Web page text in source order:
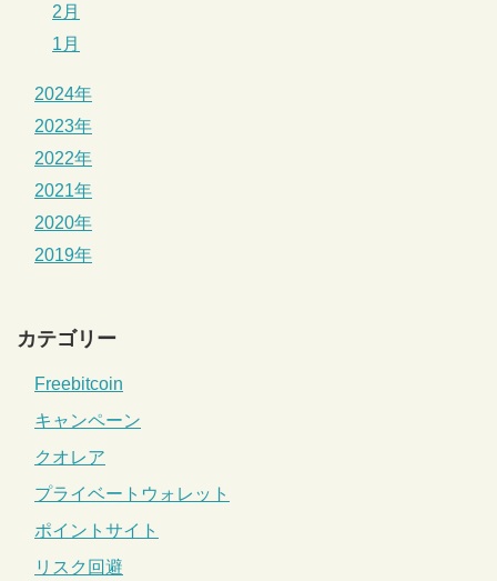
2月
1月
2024年
2023年
2022年
2021年
2020年
2019年
カテゴリー
Freebitcoin
キャンペーン
クオレア
プライベートウォレット
ポイントサイト
リスク回避